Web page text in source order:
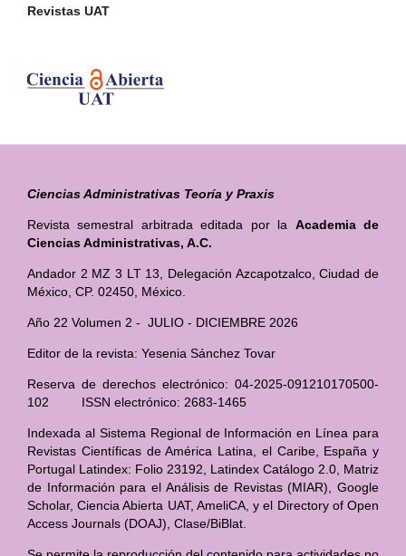
Revistas UAT
Ciencias Administrativas Teoría y Praxis
Revista semestral arbitrada editada por la Academia de
Ciencias Administrativas, A.C.
Andador 2 MZ 3 LT 13, Delegación Azcapotzalco, Ciudad de
México, CP. 02450, México.
Año 22 Volumen 2 - JULIO - DICIEMBRE 2026
Editor de la revista: Yesenia Sánchez Tovar
Reserva de derechos electrónico: 04-2025-091210170500-
102 ISSN electrónico: 2683-1465
Indexada al Sistema Regional de Información en Línea para
Revistas Científicas de América Latina, el Caribe, España y
Portugal Latindex: Folio 23192, Latindex Catálogo 2.0, Matriz
de Información para el Análisis de Revistas (MIAR), Google
Scholar, Ciencia Abierta UAT, AmeliCA, y el Directory of Open
Access Journals (DOAJ), Clase/BiBlat.